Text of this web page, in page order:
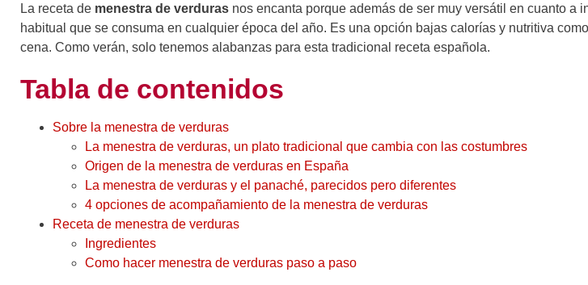
La receta de menestra de verduras nos encanta porque además de ser muy versátil en cuanto a
habitual que se consuma en cualquier época del año. Es una opción bajas calorías y nutritiva
cena. Como verán, solo tenemos alabanzas para esta tradicional receta española.
Tabla de contenidos
Sobre la menestra de verduras
La menestra de verduras, un plato tradicional que cambia con las costumbres
Origen de la menestra de verduras en España
La menestra de verduras y el panaché, parecidos pero diferentes
4 opciones de acompañamiento de la menestra de verduras
Receta de menestra de verduras
Ingredientes
Como hacer menestra de verduras paso a paso